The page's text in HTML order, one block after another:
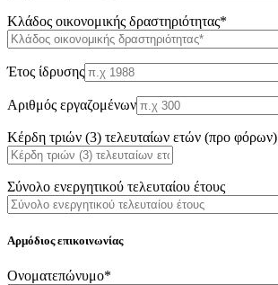
Κλάδος οικονομικής δραστηριότητας*
Έτος ίδρυσης
Αριθμός εργαζομένων
Κέρδη τριών (3) τελευταίων ετών (προ φόρων)
Σύνολο ενεργητικού τελευταίου έτους
Αρμόδιος επικοινωνίας
Oνοματεπώνυμο*